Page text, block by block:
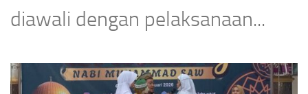
diawali dengan pelaksanaan...